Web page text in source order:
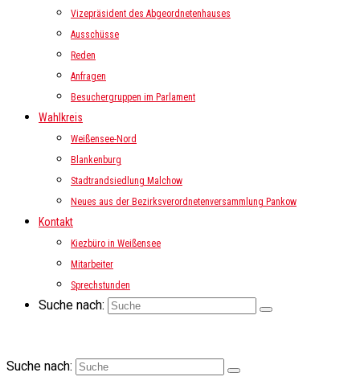
Vizepräsident des Abgeordnetenhauses
Ausschüsse
Reden
Anfragen
Besuchergruppen im Parlament
Wahlkreis
Weißensee-Nord
Blankenburg
Stadtrandsiedlung Malchow
Neues aus der Bezirksverordnetenversammlung Pankow
Kontakt
Kiezbüro in Weißensee
Mitarbeiter
Sprechstunden
Suche nach:
Suche nach: